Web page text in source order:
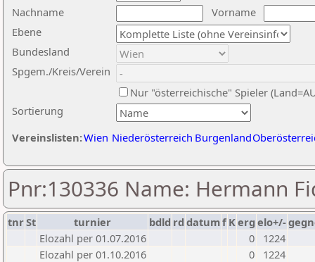
Nachname
Vorname
Ebene
Sortierung
Bundesland
Spgem./Kreis/Verein
Nur "österreichische" Spieler
Vereinslisten:Wien Niederösterreich Burgenland
Pnr:130336 Name: Hermann
tnrSt turnier bdld rd datumf Kerg elo+/-
Elozahl per 01.07.2016
0
1224
Elozahl per 01.10.2016
0
1224